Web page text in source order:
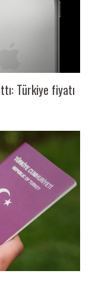
Türkiye fiyatı